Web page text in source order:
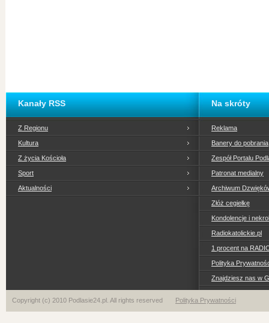
Kanały RSS
Z Regionu
Kultura
Z życia Kościoła
Sport
Aktualności
Na skróty
Reklama
Banery do pobrania
Zespół Portalu
Patronat medialny
Archiwum
Złóż cegiełkę
Kondolencje i
Radiokatolickie.pl
1 procent na
Polityka
Znajdziesz nas w
Copyright (c) 2010 Podlasie24.pl. All rights reserved Polityka Prywatności